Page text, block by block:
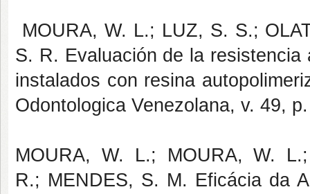
MOURA, W. L.; LUZ, S. S.;
S. R. Evaluación de la
instalados con resina
Odontologica Venezolana, v. 49,
MOURA, W. L.; MOURA, W.
R.; MENDES, S. M. Eficácia da